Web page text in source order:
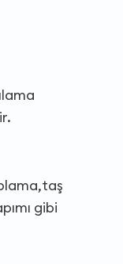
gibi